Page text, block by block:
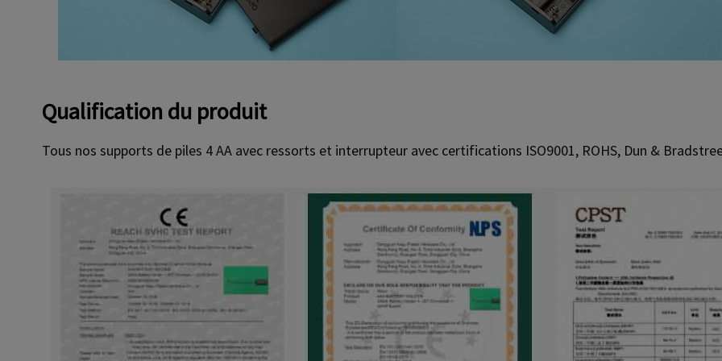
Qualification du produit
Tous nos supports de piles 4 AA avec ressorts et interrupteur avec certifications ISO9001, ROHS, Dun &